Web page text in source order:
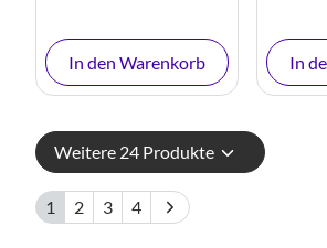
In den Warenkorb In
Weitere 24 Produkte
1 2 3 4